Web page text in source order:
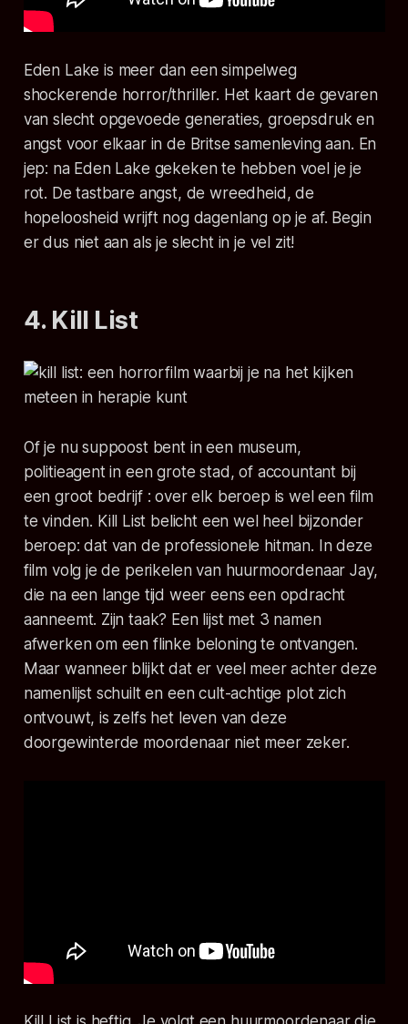
Eden Lake is meer dan een simpelweg
shockerende horror/thriller. Het kaart de gevaren
van slecht opgevoede generaties, groepsdruk en
angst voor elkaar in de Britse samenleving aan. En
jep: na Eden Lake gekeken te hebben voel je je
rot. De tastbare angst, de wreedheid, de
hopeloosheid wrijft nog dagenlang op je af. Begin
er dus niet aan als je slecht in je vel zit!
4. Kill List
Of je nu suppoost bent in een museum,
politieagent in een grote stad, of accountant bij
een groot bedrijf : over elk beroep is wel een film
te vinden. Kill List belicht een wel heel bijzonder
beroep: dat van de professionele hitman. In deze
film volg je de perikelen van huurmoordenaar Jay,
die na een lange tijd weer eens een opdracht
aanneemt. Zijn taak? Een lijst met 3 namen
afwerken om een flinke beloning te ontvangen.
Maar wanneer blijkt dat er veel meer achter deze
namenlijst schuilt en een cult-achtige plot zich
ontvouwt, is zelfs het leven van deze
doorgewinterde moordenaar niet meer zeker.